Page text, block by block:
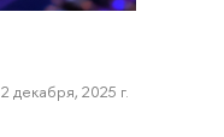
2 декабря, 2025 г.